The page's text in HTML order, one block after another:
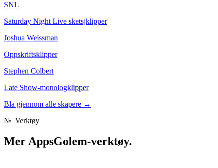
SNL
Saturday Night Live sketsjklipper
Joshua Weissman
Oppskriftsklipper
Stephen Colbert
Late Show-monologklipper
Bla gjennom alle skapere →
№ Verktøy
Mer AppsGolem-verktøy.